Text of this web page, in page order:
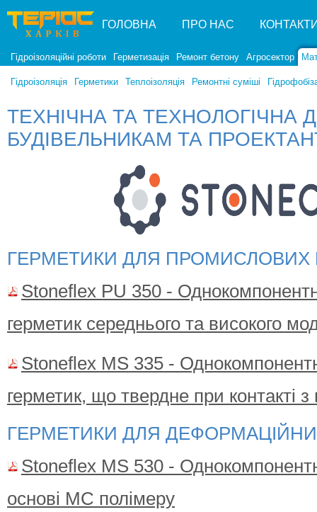
ГОЛОВНА ПРО НАС
Гідроізоляційні роботи Герметизація Ремонт бетону Агросектор
Гідроізоляція Герметики Теплоізоляція Ремонтні суміші
ТЕХНІЧНА ТА ТЕХНОЛОГІЧНА
БУДІВЕЛЬНИКАМ ТА
ГЕРМЕТИКИ ДЛЯ ПРОМИСЛОВИХ
Stoneflex PU 350 -
герметик середнього та високого
Stoneflex MS 335 -
герметик, що твердне при контакті з
ГЕРМЕТИКИ ДЛЯ
Stoneflex MS 530 -
основі MС полімеру